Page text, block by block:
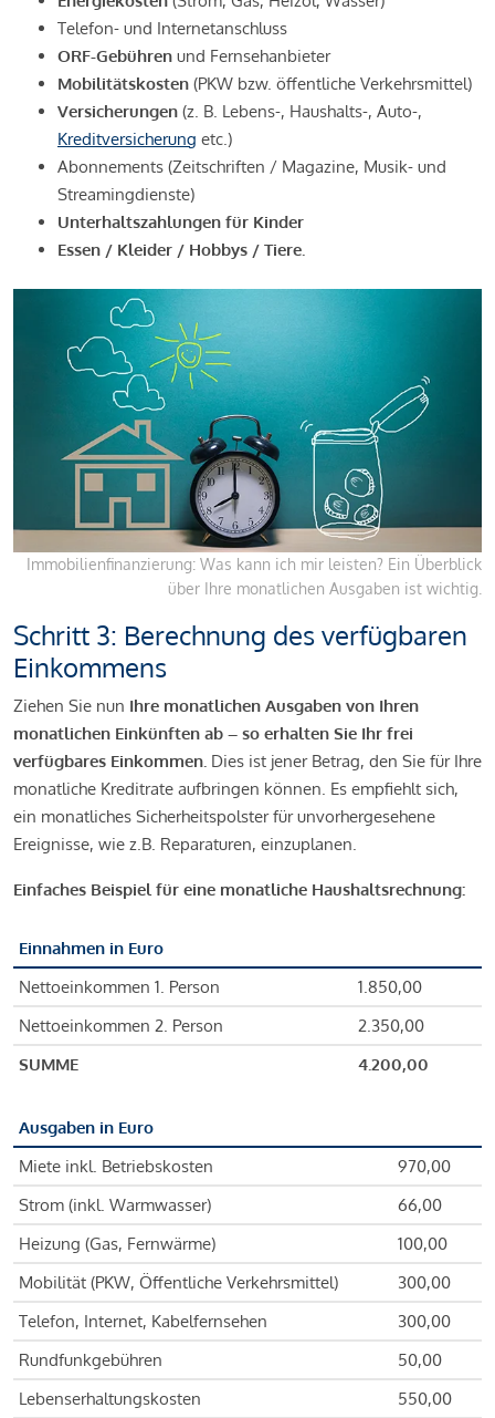
Telefon- und Internetanschluss
ORF-Gebühren und Fernsehanbieter
Mobilitätskosten (PKW bzw. öffentliche Verkehrsmittel)
Versicherungen (z. B. Lebens-, Haushalts-, Auto-,
Kreditversicherung etc.)
Abonnements (Zeitschriften / Magazine, Musik- und
Streamingdienste)
Unterhaltszahlungen für Kinder
Essen / Kleider / Hobbys / Tiere.
Immobilienfinanzierung: Was kann ich mir leisten? Ein Überblick
über Ihre monatlichen Ausgaben ist wichtig.
Schritt 3: Berechnung des verfügbaren
Einkommens
Ziehen Sie nun Ihre monatlichen Ausgaben von Ihren
monatlichen Einkünften ab – so erhalten Sie Ihr frei
verfügbares Einkommen. Dies ist jener Betrag, den Sie für Ihre
monatliche Kreditrate aufbringen können. Es empfiehlt sich,
ein monatliches Sicherheitspolster für unvorhergesehene
Ereignisse, wie z.B. Reparaturen, einzuplanen.
Einfaches Beispiel für eine monatliche Haushaltsrechnung:
Einnahmen in Euro
Nettoeinkommen 1. Person
1.850,00
Nettoeinkommen 2. Person
2.350,00
SUMME
4.200,00
Ausgaben in Euro
Miete inkl. Betriebskosten
970,00
Strom (inkl. Warmwasser)
66,00
Heizung (Gas, Fernwärme)
100,00
Mobilität (PKW, Öffentliche Verkehrsmittel)
300,00
Telefon, Internet, Kabelfernsehen
300,00
Rundfunkgebühren
50,00
Lebenserhaltungskosten
550,00